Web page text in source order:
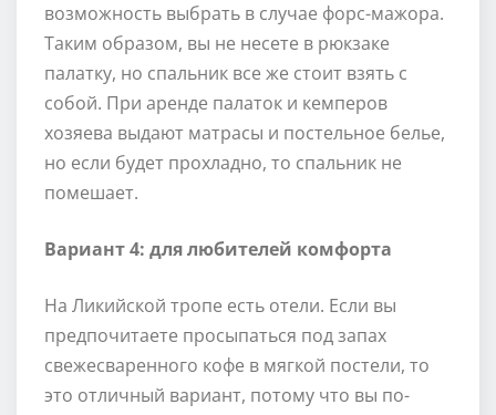
возможность выбрать в случае форс-мажора.
Таким образом, вы не несете в рюкзаке
палатку, но спальник все же стоит взять с
собой. При аренде палаток и кемперов
хозяева выдают матрасы и постельное белье,
но если будет прохладно, то спальник не
помешает.
Вариант 4: для любителей комфорта
На Ликийской тропе есть отели. Если вы
предпочитаете просыпаться под запах
свежесваренного кофе в мягкой постели, то
это отличный вариант, потому что вы по-